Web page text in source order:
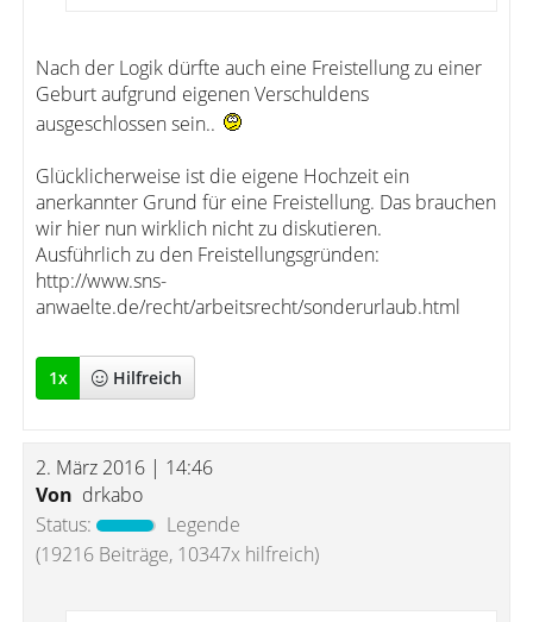
Nach der Logik dürfte auch eine Freistellung zu einer
Geburt aufgrund eigenen Verschuldens
ausgeschlossen sein..
Glücklicherweise ist die eigene Hochzeit ein
anerkannter Grund für eine Freistellung. Das brauchen
wir hier nun wirklich nicht zu diskutieren.
Ausführlich zu den Freistellungsgründen:
http://www.sns-
anwaelte.de/recht/arbeitsrecht/sonderurlaub.html
1x Hilfreich
2. März 2016 | 14:46
Von drkabo
Status:
Legende
(19216 Beiträge, 10347x hilfreich)